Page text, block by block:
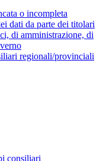
o incompleta
dati da parte dei titolari
di amministrazione, di
regionali/provinciali
consiliari